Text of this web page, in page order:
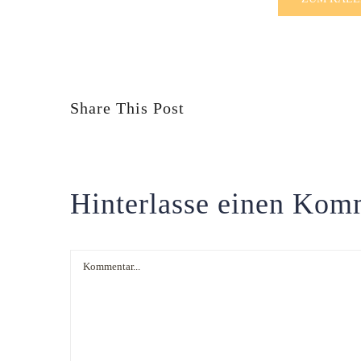
Share This Post
Hinterlasse einen
Kommentar